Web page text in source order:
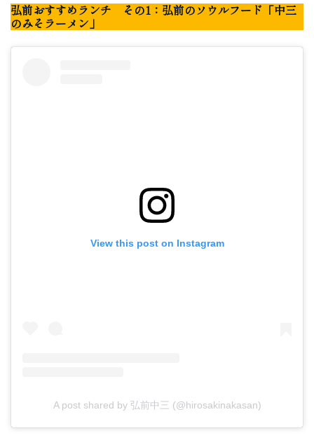
弘前おすすめランチ その1：弘前のソウルフード「中三
のみそラーメン」
View this post on Instagram
A post shared by 弘前中三 (@hirosakinakasan)